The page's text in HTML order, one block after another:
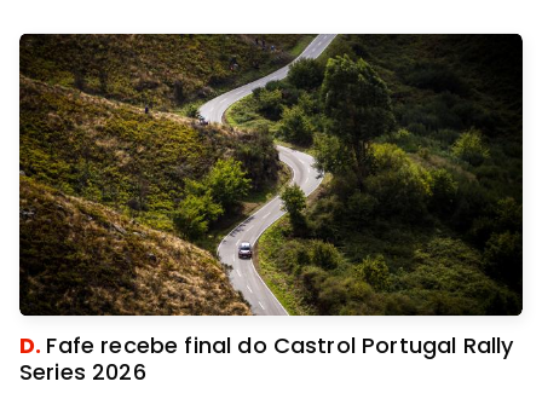
D. Fafe recebe final do Castrol Portugal Rally
Series 2026